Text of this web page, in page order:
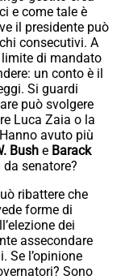
e come tale è
il presidente può
consecutivi. A
di mandato
un conto è il
Si guardi
può svolgere
Luca Zaia o la
avuto più
Bush e Barack
senatore?
ribattere che
forme di
dei
assecondare
Se l’opinione
Sono